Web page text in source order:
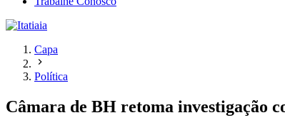
Capa
Política
Câmara de BH retoma investigação